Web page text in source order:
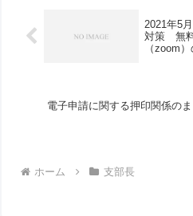
2021年5
対策 無
（zoom
電子申請に関する押印関係の
ホーム 支部長